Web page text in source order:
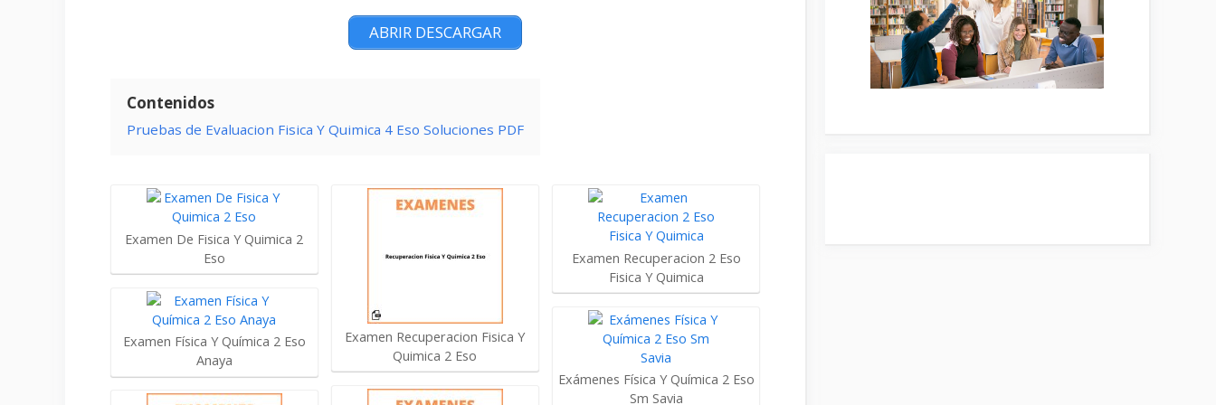
ABRIR DESCARGAR
Contenidos
Pruebas de Evaluacion Fisica Y Quimica 4 Eso Soluciones PDF
Examen De Fisica Y Quimica 2
Eso
Examen Física Y Química 2 Eso
Anaya
Examen Recuperacion Fisica Y
Quimica 2 Eso
Examen Recuperacion 2 Eso
Fisica Y Quimica
Exámenes Física Y Química 2 Eso
Sm Savia